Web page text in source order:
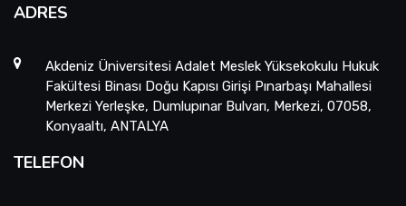
ADRES
Akdeniz Üniversitesi Adalet Meslek Yüksekokulu Hukuk
Fakültesi Binası Doğu Kapısı Girişi Pınarbaşı Mahallesi
Merkezi Yerleşke, Dumlupınar Bulvarı, Merkezi, 07058,
Konyaaltı, ANTALYA
TELEFON